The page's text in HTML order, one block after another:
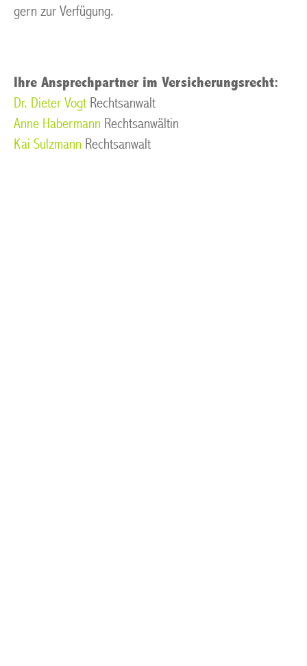
gern zur Verfügung.
Ihre Ansprechpartner im Versicherungsrecht:
Dr. Dieter Vogt Rechtsanwalt
Anne Habermann Rechtsanwältin
Kai Sulzmann Rechtsanwalt